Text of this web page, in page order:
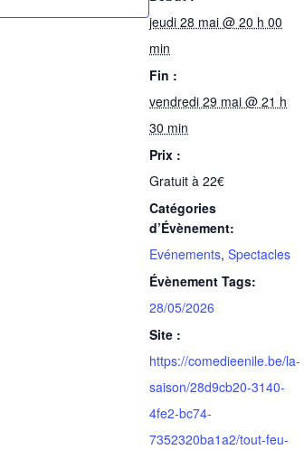
jeudi 28 mai @ 20 h 00
min
Fin :
vendredi 29 mai @ 21 h
30 min
Prix :
Gratuit à 22€
Catégories
d’Évènement:
Evénements, Spectacles
Évènement Tags:
28/05/2026
Site :
https://comedieenile.be/la-
saison/28d9cb20-3140-
4fe2-bc74-
7352320ba1a2/tout-feu-